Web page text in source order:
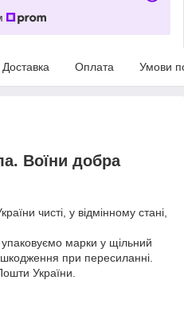
Доставка Оплата Умови
Воїни добра
чисті, у відмінному стані,
марки у щільний
при пересиланні.
України.